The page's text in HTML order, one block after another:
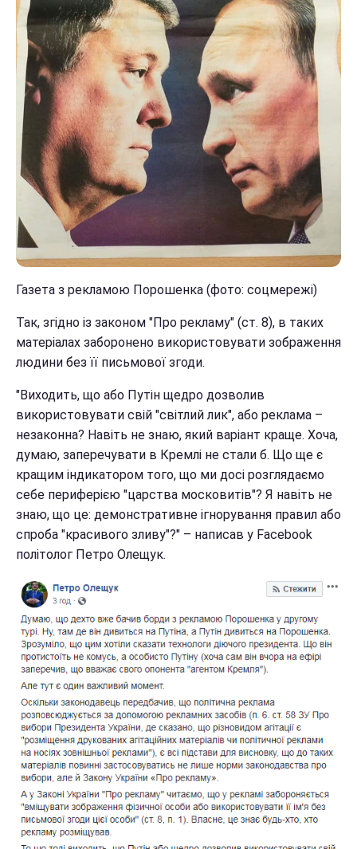
Газета з рекламою Порошенка (фото: соцмережі)
Так, згідно із законом "Про рекламу" (ст. 8), в таких
матеріалах заборонено використовувати зображення
людини без її письмової згоди.
"Виходить, що або Путін щедро дозволив
використовувати свій "світлий лик", або реклама –
незаконна? Навіть не знаю, який варіант краще. Хоча,
думаю, заперечувати в Кремлі не стали б. Що ще є
кращим індикатором того, що ми досі розглядаємо
себе периферією "царства московитів"? Я навіть не
знаю, що це: демонстративне ігнорування правил або
спроба "красивого зливу"?" – написав у Facebook
політолог Петро Олещук.